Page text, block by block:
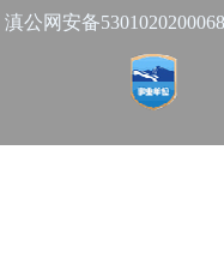
滇公网安备